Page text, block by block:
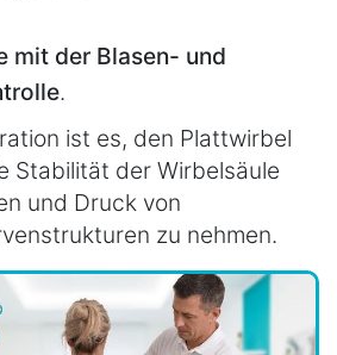
mit der Blasen- und
.
ist es, den Plattwirbel
Stabilität der Wirbelsäule
und Druck von
zu nehmen.